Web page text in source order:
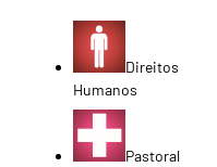
Direitos
Humanos
Pastoral